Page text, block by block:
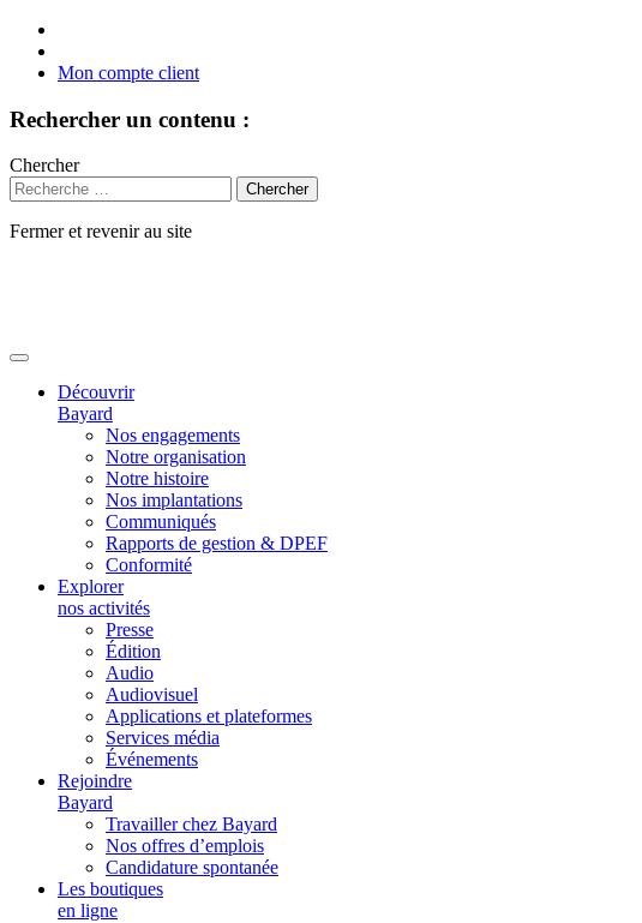
Mon compte client
Rechercher un contenu :
Chercher
Fermer et revenir au site
Découvrir
Bayard
Nos engagements
Notre organisation
Notre histoire
Nos implantations
Communiqués
Rapports de gestion & DPEF
Conformité
Explorer
nos activités
Presse
Édition
Audio
Audiovisuel
Applications et plateformes
Services média
Événements
Rejoindre
Bayard
Travailler chez Bayard
Nos offres d’emplois
Candidature spontanée
Les boutiques
en ligne